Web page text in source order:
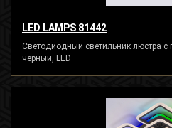
LED LAMPS 81442
Светодиодный светильник люстра с
черный, LED